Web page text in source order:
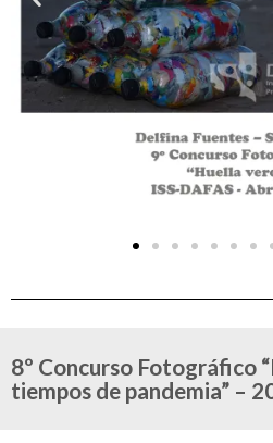
8º Concurso Fotográfico
tiempos de pandemia” –